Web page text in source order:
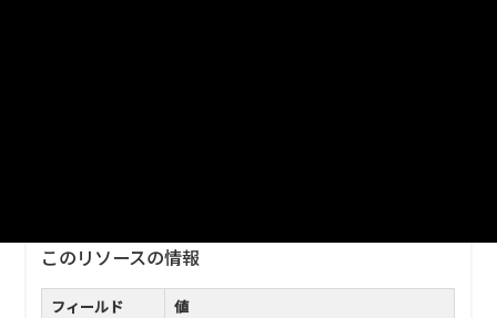
このリソースの情報
フィールド
値